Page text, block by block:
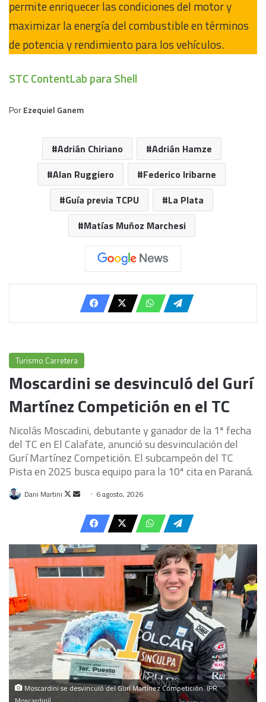
permite enriquecer las condiciones del motor y
maximizar la energía del combustible en términos
de potencia y rendimiento para los vehículos.
STC ContentLab para Shell
PorEzequiel Ganem
Adrián Chiriano
Adrián Hamze
Alan Ruggiero
Federico Iribarne
Guía previa TCPU
La Plata
Matías Muñoz Marchesi